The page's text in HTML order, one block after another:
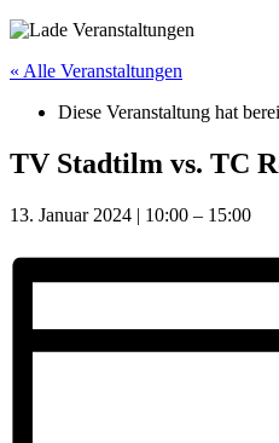
« Alle Veranstaltungen
Diese Veranstaltung hat
TV Stadtilm vs. TC
13. Januar 2024 | 10:00 – 15:00